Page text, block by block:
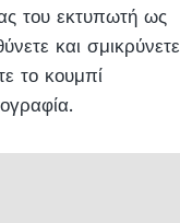
του εκτυπωτή ως
και σμικρύνετε
το κουμπί